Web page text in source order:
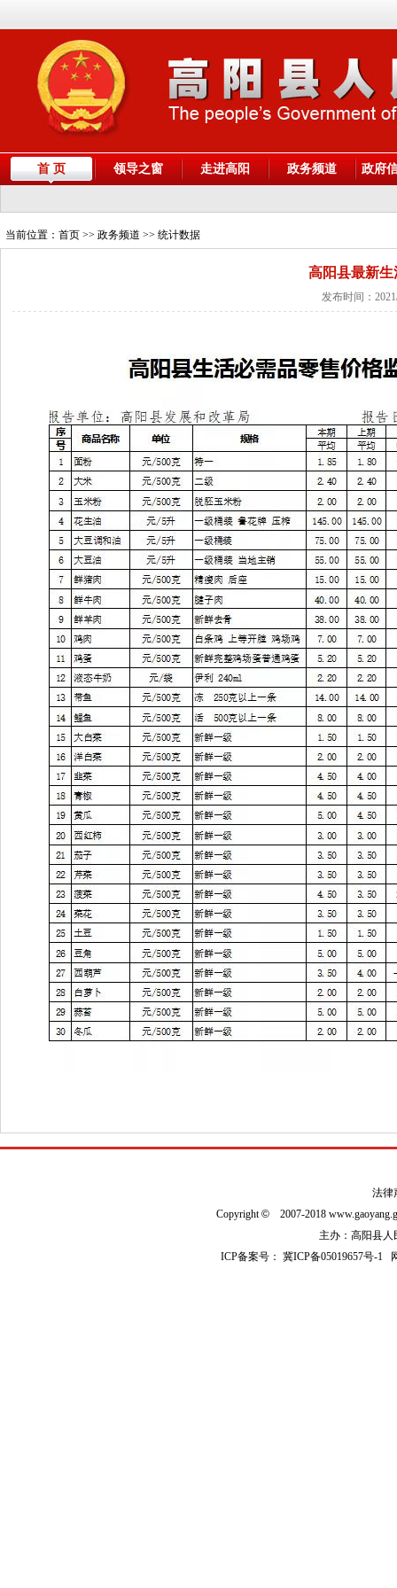
首 页 领导之窗 走进高阳 政务频道 政府
当前位置： 首页 >> 政务频道 >> 统计数据
高阳县最新
发布时间：
法律
Copyright© 2007-2018
主办：高阳县人
ICP备案号：冀ICP备05019657号-1